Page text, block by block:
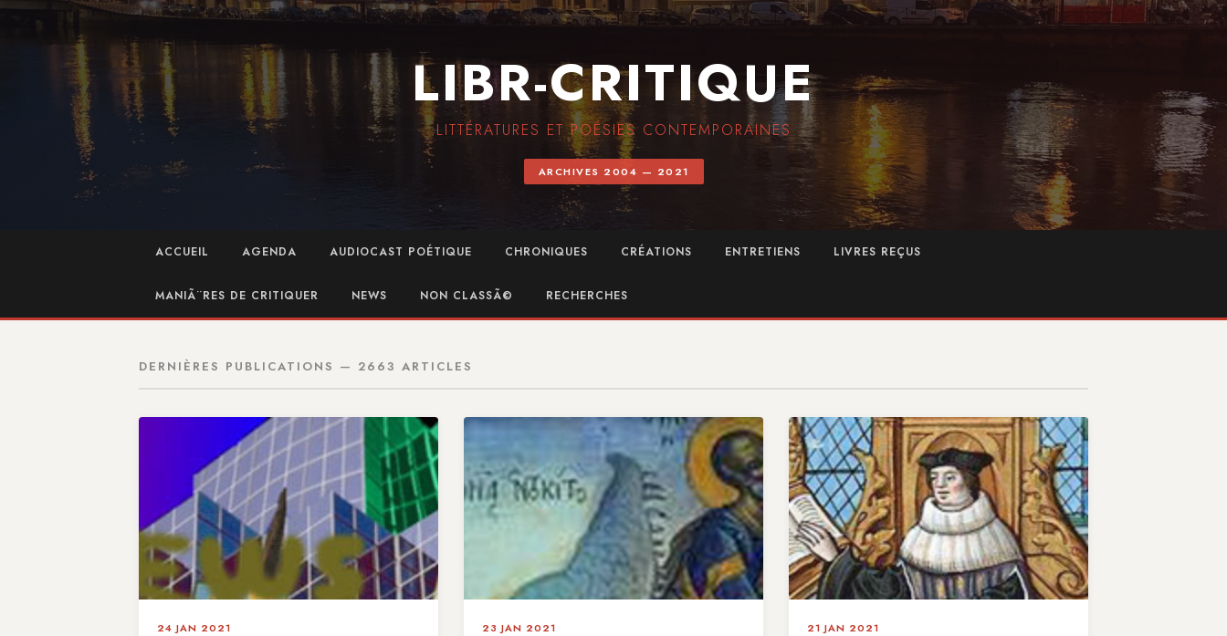
LIBR-CRITIQUE
LITTÉRATURES ET POÉSIES CONTEMPORAINES
ARCHIVES 2004 — 2021
ACCUEIL AGENDA AUDIOCAST POÉTIQUE CHRONIQUES CRÉATIONS ENTRETIENS LIVRES REÇUS
MANIÃ¨RES DE CRITIQUER NEWS NON CLASSÃ© RECHERCHES
DERNIÈRES PUBLICATIONS — 2663 ARTICLES
24 JAN 2021 23 JAN 2021 21 JAN 2021